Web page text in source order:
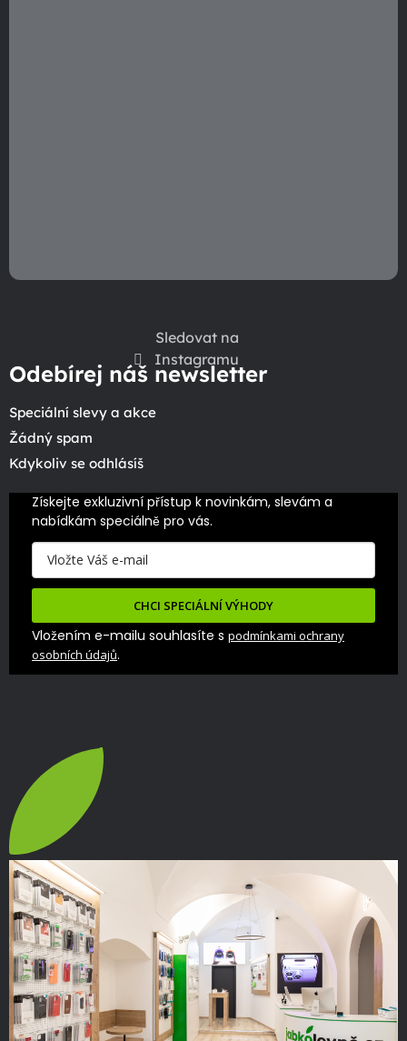
Sledovat na
Instagramu
Odebírej náš newsletter
Speciální slevy a akce
Žádný spam
Kdykoliv se odhlásíš
Získejte exkluzivní přístup k novinkám, slevám a
nabídkám speciálně pro vás.
CHCI SPECIÁLNÍ VÝHODY
Vložením e-mailu souhlasíte s podmínkami ochrany
osobních údajů.